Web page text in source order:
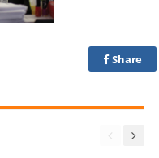
Share